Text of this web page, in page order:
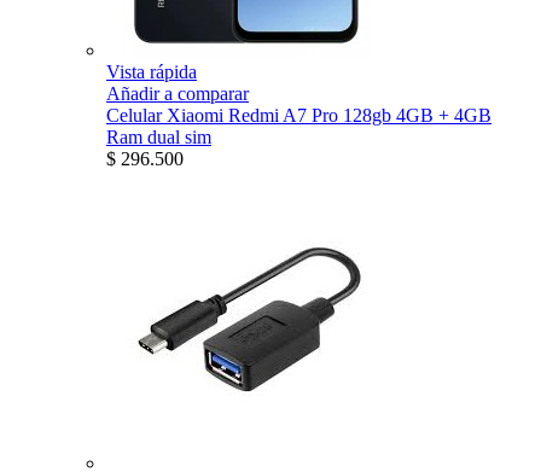
Vista rápida
Añadir a comparar
Celular Xiaomi Redmi A7 Pro 128gb 4GB + 4GB
Ram dual sim
$ 296.500